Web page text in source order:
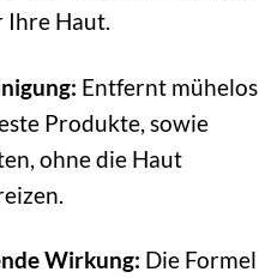
Haut.
Entfernt mühelos
Produkte, sowie
ohne die Haut
Wirkung: Die Formel